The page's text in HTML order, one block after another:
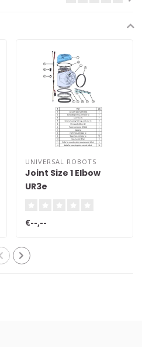
UNIVERSAL ROBOTS
Joint Size 1 Elbow
UR3e
€--,--